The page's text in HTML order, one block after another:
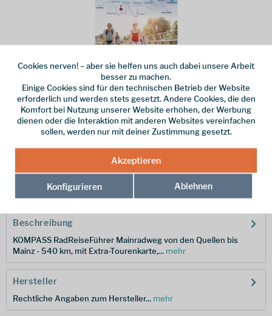
Dieser Artikel steht derzeit nicht zur Verfügung!
16,95 € *
zzgl. Versandkosten
Hersteller-Nr.:
Beschreibung
KOMPASS RadReiseFührer Mainradweg von den Quellen bis
Mainz - 540 km, mit Extra-Tourenkarte,... mehr
Hersteller
Rechtliche Angaben zum Hersteller... mehr
Cookies nerven! – aber sie helfen uns auch dabei unsere Arbeit
besser zu machen.
Einige Cookies sind für den technischen Betrieb der Website
erforderlich und werden stets gesetzt. Andere Cookies, die den
Komfort bei Nutzung unserer Website erhöhen, der Werbung
dienen oder die Interaktion mit anderen Websites vereinfachen
sollen, werden nur mit deiner Zustimmung gesetzt.
Akzeptieren
Konfigurieren Ablehnen